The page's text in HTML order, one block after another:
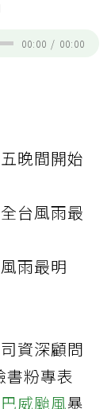
00:00 / 00:00
晚間開始
台風雨最
雨最明
資深顧問
書粉專表
巴威颱風暴